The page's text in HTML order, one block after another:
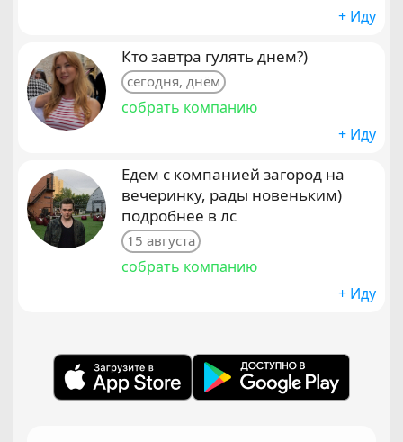
+ Иду
Кто завтра гулять днем?)
сегодня, днём
собрать компанию
+ Иду
Едем с компанией загород на
вечеринку, рады новеньким)
подробнее в лс
15 августа
собрать компанию
+ Иду